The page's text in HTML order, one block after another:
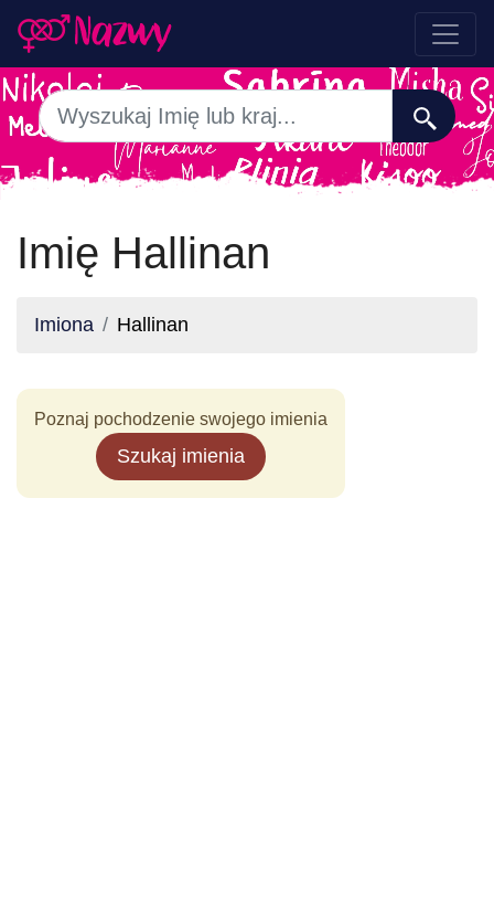
Imię Hallinan
Imiona Hallinan
Poznaj pochodzenie swojego imienia
Szukaj imienia